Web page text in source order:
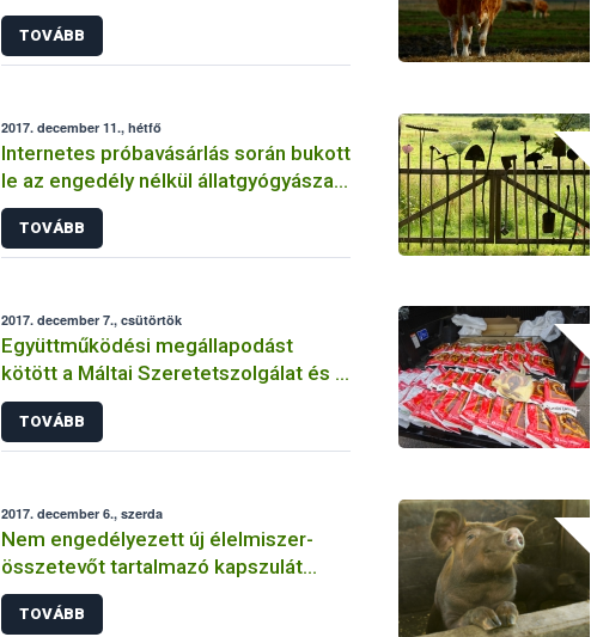
TOVÁBB
2017. december 11., hétfő
Internetes próbavásárlás során bukott
le az engedély nélkül állatgyógyászati
termékeket forgalmazó
magánszemély
TOVÁBB
2017. december 7., csütörtök
Együttműködési megállapodást
kötött a Máltai Szeretetszolgálat és a
Nébih
TOVÁBB
2017. december 6., szerda
Nem engedélyezett új élelmiszer-
összetevőt tartalmazó kapszulát
árusítanak egy magyar webáruházban
TOVÁBB